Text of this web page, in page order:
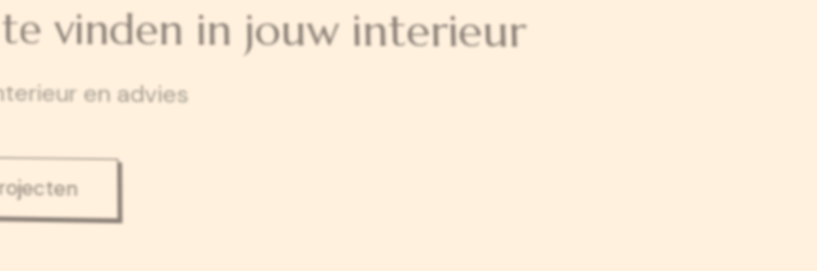
te vinden in jouw interieur
en advies